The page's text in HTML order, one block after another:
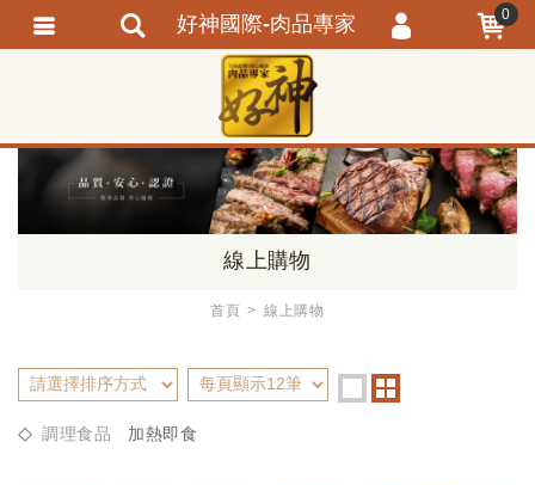
-------------------------- ---------------------------------
線上購物
首頁 線上購物
調理食品 加熱即食
好神國際-肉品專家 0
會員登入
會員註冊
忘記密碼
訂單查詢
追蹤清單
繁體中文